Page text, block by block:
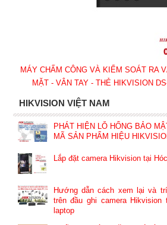
MÁY CHẤM CÔNG VÀ KIỂM SOÁT RA
MẶT - VÂN TAY - THẺ HIKVISION
HIKVISION VIỆT NAM
PHÁT HIỆN LỖ HỔNG BẢO
MÃ SẢN PHẨM HIỆU
Lắp đặt camera Hikvision tại
Hướng dẫn cách xem lại và
trên đầu ghi camera Hikvision
laptop